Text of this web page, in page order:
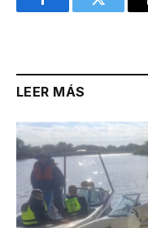
FacebookTwitter
LEER MÁS